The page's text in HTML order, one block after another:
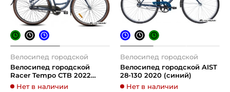
Велосипед городской
Велосипед городской
Racer Tempo CTB 2022
(синий)
Нет в наличии
Велосипед городской
Велосипед городской AIST
28-130 2020 (синий)
Нет в наличии